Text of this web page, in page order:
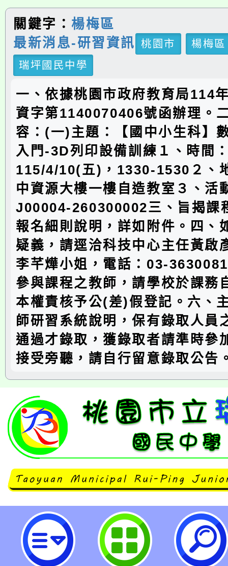
關鍵字： 楊梅區
最新消息-研習資訊
桃園市
楊梅區
瑞坪國民中學
一、依據桃園市政府教育局114
資字第1140070406號函辦理。
容：(一)主題：【國中小生科】
入門-3D列印設備訓練１、時間
115/4/10(五)，1330-1530２、
中資源大樓一樓自造教室３、活
J00004-260300002三、旨揭課
報名細則說明，詳如附件。四、
疑義，請逕洽科技中心主任黃啟
李芊燁小姐，電話：03-
參與課程之教師，請學校於課務
本權責核予公(差)假登記。六、
師研習系統說明，保有錄取人員
通過才錄取，獲錄取者請準時參
接受旁聽，請自行留意錄取公告
建國自造教育及科技中心計畫114
師增能研習-桃園市立瑞坪國民中學